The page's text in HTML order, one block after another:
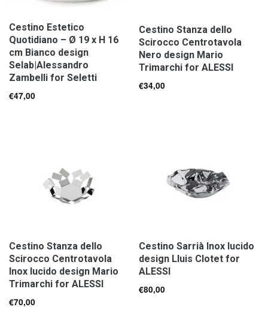
Cestino Estetico
Quotidiano – Ø 19 x H 16
cm Bianco design
Selab|Alessandro
Zambelli for Seletti
€47,00
Cestino Stanza dello
Scirocco Centrotavola
Nero design Mario
Trimarchi for ALESSI
€34,00
Cestino Stanza dello
Scirocco Centrotavola
Inox lucido design Mario
Trimarchi for ALESSI
€70,00
Cestino Sarrià Inox lucido
design Lluis Clotet for
ALESSI
€80,00